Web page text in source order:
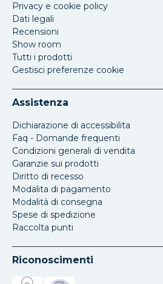
Privacy e cookie policy
Dati legali
Recensioni
Show room
Tutti i prodotti
Gestisci preferenze cookie
Assistenza
Dichiarazione di accessibilita
Faq - Domande frequenti
Condizioni generali di vendita
Garanzie sui prodotti
Diritto di recesso
Modalita di pagamento
Modalità di consegna
Spese di spedizione
Raccolta punti
Riconoscimenti